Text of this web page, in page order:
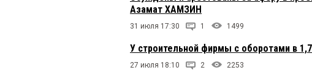
Азамат ХАМЗИН
31 июля 17:30 1 1499
У строительной фирмы с оборотами в
27 июля 18:10 2 2253